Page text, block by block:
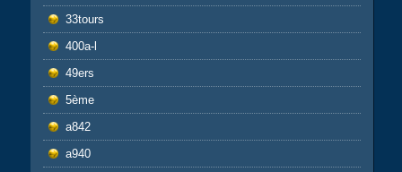
33tours
400a-l
49ers
5ème
a842
a940